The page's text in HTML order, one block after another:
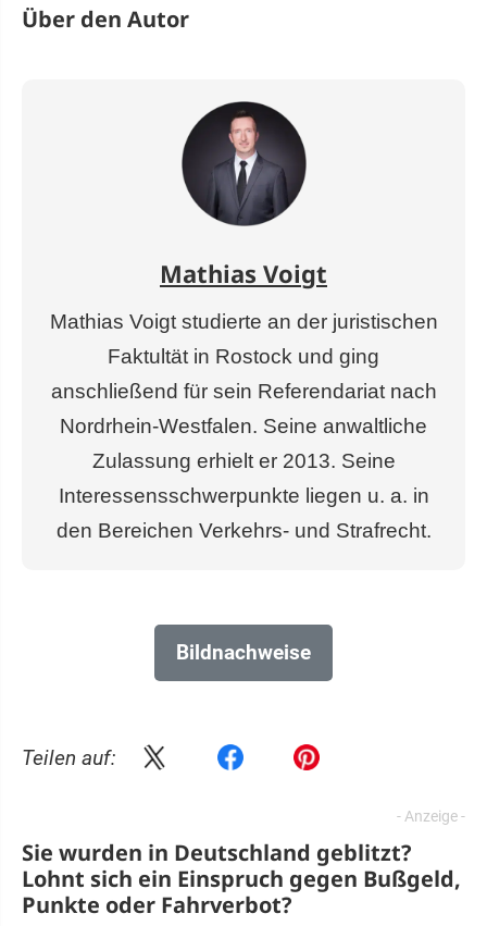
Über den Autor
Mathias Voigt
Mathias Voigt studierte an der juristischen
Faktultät in Rostock und ging
anschließend für sein Referendariat nach
Nordrhein-Westfalen. Seine anwaltliche
Zulassung erhielt er 2013. Seine
Interessensschwerpunkte liegen u. a. in
den Bereichen Verkehrs- und Strafrecht.
Bildnachweise
Teilen auf:
Sie wurden in Deutschland geblitzt?
Lohnt sich ein Einspruch gegen Bußgeld,
Punkte oder Fahrverbot?